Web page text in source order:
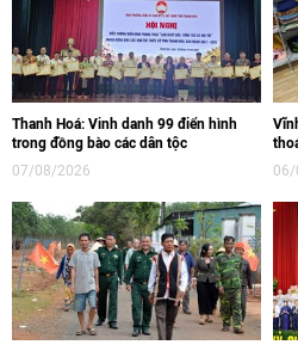
Thanh Hoá: Vinh danh 99 điển hình
trong đồng bào các dân tộc
07/08/2026